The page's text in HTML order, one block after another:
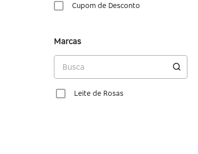
Cupom de Desconto
Marcas
Leite de Rosas